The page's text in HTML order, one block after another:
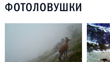
ФОТОЛОВУШКИ